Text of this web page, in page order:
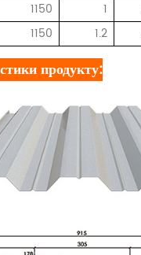
1150 1
1150 1.2
продукту: